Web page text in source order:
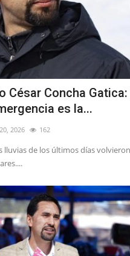
César Concha Gatica:
es la...
2026 162
lluvias de los últimos días